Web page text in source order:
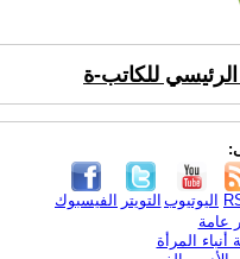
الرئيسي للكاتب-ة
الفيسبوك التويتر اليوتيوب
عامة
أنباء المرأة